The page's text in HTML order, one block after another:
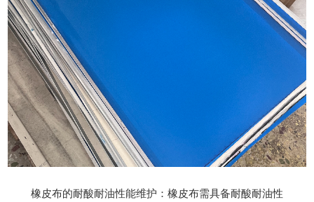
橡皮布的耐酸耐油性能维护：橡皮布需具备耐酸耐油性